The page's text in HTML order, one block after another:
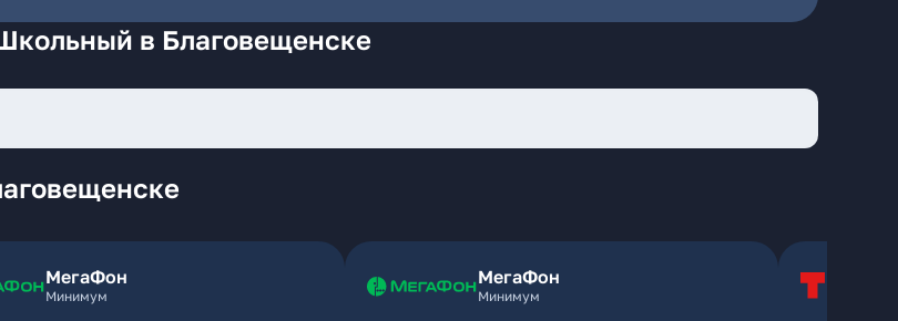
в Благовещенске
МегаФон
Минимум
МегаФон
Минимум